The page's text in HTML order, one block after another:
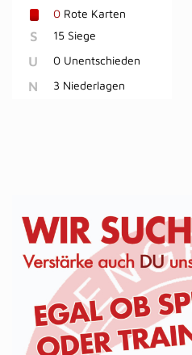
0 Rote Karten
S 15 Siege
U 0 Unentschieden
N 3 Niederlagen